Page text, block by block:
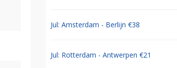
Jul: Amsterdam - Berlijn €38
Jul: Rotterdam - Antwerpen €21